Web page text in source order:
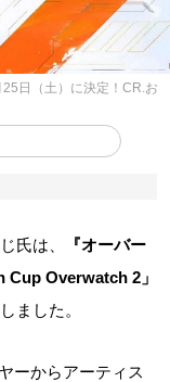
日（土）に決定！CR.お
氏は、
『オーバー
Cup Overwatch 2」
ました。
ーからアーティス